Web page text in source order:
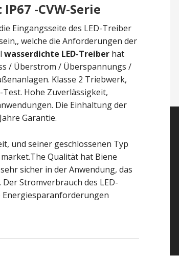
-CVW-Serie
Eingangsseite des LED-Treiber
welche die Anforderungen der
wasserdichte LED-Treiber hat
/ Überstrom / Überspannungs /
Klasse 2 Triebwerk,
Hohe Zuverlässigkeit,
Die Einhaltung der
Garantie.
und seiner geschlossenen Typ
Qualität hat Biene
sicher in der Anwendung, das
Der Stromverbrauch des LED-